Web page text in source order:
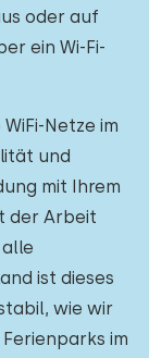
oder auf
ein Wi-Fi-
Netze im
und
mit Ihrem
der Arbeit
ist dieses
wie wir
im